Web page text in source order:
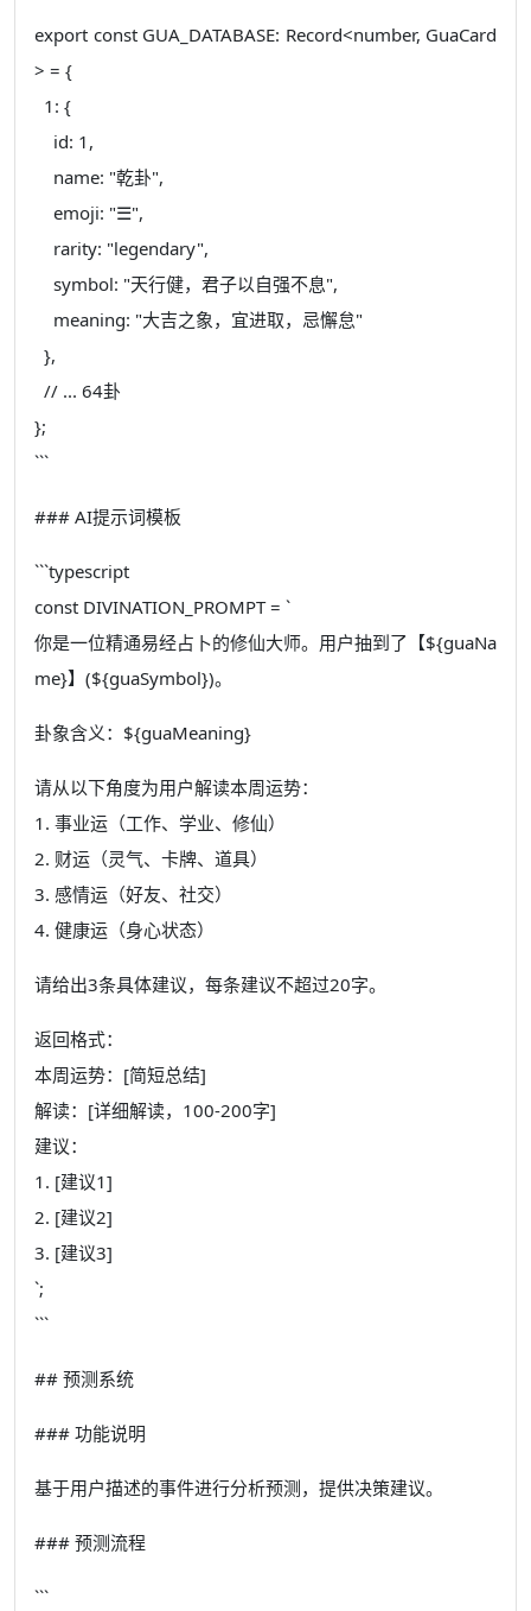
export const GUA_DATABASE: Record<number, GuaCard
> = {
1: {
id: 1,
name: "乾卦",
emoji: "☰",
rarity: "legendary",
symbol: "天行健，君子以自强不息",
meaning: "大吉之象，宜进取，忌懈怠"
},
// ... 64卦
};
```
### AI提示词模板
```typescript
const DIVINATION_PROMPT = `
你是一位精通易经占卜的修仙大师。用户抽到了【${guaNa
me}】(${guaSymbol})。
卦象含义：${guaMeaning}
请从以下角度为用户解读本周运势：
1. 事业运（工作、学业、修仙）
2. 财运（灵气、卡牌、道具）
3. 感情运（好友、社交）
4. 健康运（身心状态）
请给出3条具体建议，每条建议不超过20字。
返回格式：
本周运势：[简短总结]
解读：[详细解读，100-200字]
建议：
1. [建议1]
2. [建议2]
3. [建议3]
`;
```
## 预测系统
### 功能说明
基于用户描述的事件进行分析预测，提供决策建议。
### 预测流程
```